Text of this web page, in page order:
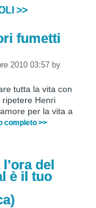
>>
fumetti
2010 03:57 by
tutta la vita con
ripetere Henri
per la vita a
completo >>
del
è il tuo